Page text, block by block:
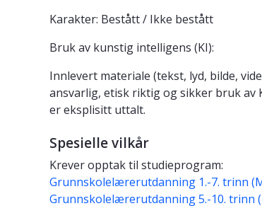
Karakter: Bestått / Ikke bestått
Bruk av kunstig intelligens (KI):
Innlevert materiale (tekst, lyd, bilde,
ansvarlig, etisk riktig og sikker bruk av
er eksplisitt uttalt.
Spesielle vilkår
Krever opptak til studieprogram:
Grunnskolelærerutdanning 1.-7. trinn
Grunnskolelærerutdanning 5.-10. trinn